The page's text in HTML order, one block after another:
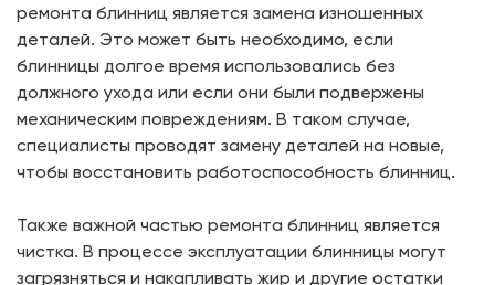
ремонта блинниц является замена изношенных
деталей. Это может быть необходимо, если
блинницы долгое время использовались без
должного ухода или если они были подвержены
механическим повреждениям. В таком случае,
специалисты проводят замену деталей на новые,
чтобы восстановить работоспособность блинниц.
Также важной частью ремонта блинниц является
чистка. В процессе эксплуатации блинницы могут
загрязняться и накапливать жир и другие остатки